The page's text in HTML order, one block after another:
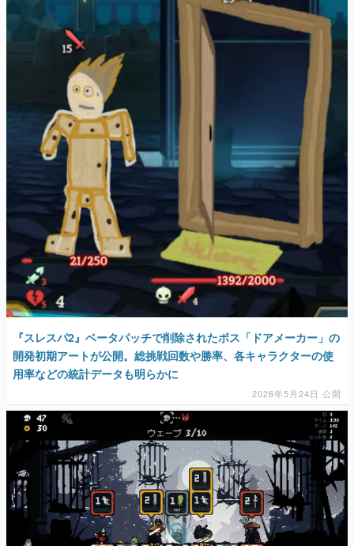
若ゲのいたり〜ゲームクリエイターの青春〜
『うつヌケ』『ペンと箸』等で知られるマンガ家・田中圭
一先生によるゲーム業界レポートマンガです。
なんでゲームは面白い？
ゲーム開発者・hamatsu氏がゲームの魅力を画面や操作の
具体的な形から解き明かしていく、硬派で骨太な評論連載
です。
ゲームが変えた日本語
「経験値」「裏技」「ラスボス」… ゲームにまつわる言葉
の起源や用法の変遷を、コンピューター文化史研究家・タ
イニーP氏が徹底調査。
カテゴリ
特集記事
マンガ
アプリレビュー
電ファミニコゲーマーとは？
運営：株式会社マレ
『スレスパ2』ベータパッチで削除されたボス「ドアメーカー」の
開発初期アートが公開。総挑戦回数や勝率、各キャラクターの使
用率などの統計データも明らかに
2026年5月24日 公開